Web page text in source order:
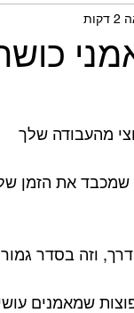
מהעבודה שלך
את הזמן
וזה בסדר
לכן 3 טעויות